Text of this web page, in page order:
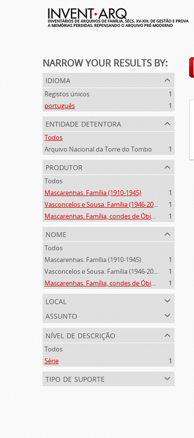
NARROW YOUR RESULTS BY:
idioma
Registos únicos
1
português
1
entidade detentora
Todos
Arquivo Nacional da Torre do Tombo
1
produtor
Todos
Mascarenhas. Família (1910-1945)
1
Vasconcelos e Sousa. Família (1946-2006)
1
Mascarenhas. Família, condes de Óbidos, Palma e Sabugal (1669-1910)
1
nome
Todos
Mascarenhas. Família (1910-1945)
1
Vasconcelos e Sousa. Família (1946-2006)
1
Mascarenhas. Família, condes de Óbidos, Palma e Sabugal (1669-1910)
1
local
assunto
nível de descrição
Todos
Série
1
tipo de suporte